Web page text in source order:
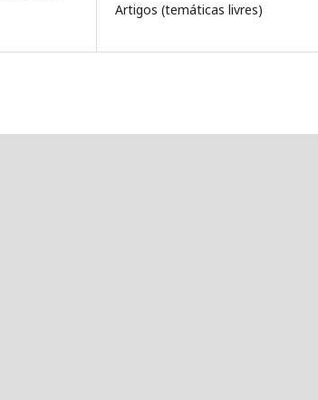
Artigos (temáticas livres)